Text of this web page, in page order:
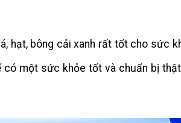
hạt, bông cải xanh rất tốt cho sức
có một sức khỏe tốt và chuẩn bị